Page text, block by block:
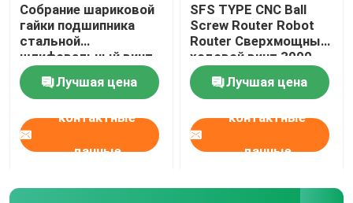
Собрание шариковой
гайки подшипника
стальной
шлифовальный винт
шариковой гайки 4 мм
Лучшая цена
контактные
данные
SFS TYPE CNC Ball
Screw Router Robot
Router Сверхмощный
ходовой винт 3000
мм
Лучшая цена
контактные
данные